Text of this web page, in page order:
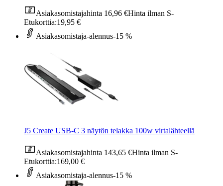
Asiakasomistajahinta 16,96 €Hinta ilman S-
Etukorttia:19,95 €
Asiakasomistaja-alennus-15 %
J5 Create USB-C 3 näytön telakka 100w virtalähteellä
Asiakasomistajahinta 143,65 €Hinta ilman S-
Etukorttia:169,00 €
Asiakasomistaja-alennus-15 %